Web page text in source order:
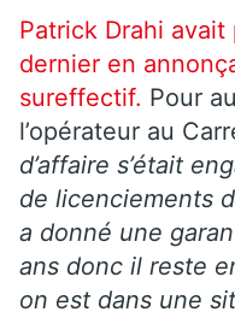
Patrick Drahi
dernier en
sureffectif. Pour
l’opérateur au
d’affaire s’était
de licenciements
a donné une
ans donc il reste
on est dans une